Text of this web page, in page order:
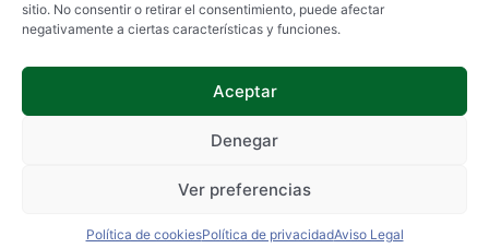
sitio. No consentir o retirar el consentimiento, puede afectar
negativamente a ciertas características y funciones.
Aceptar
Denegar
Ver preferencias
Política de cookiesPolítica de privacidadAviso Legal